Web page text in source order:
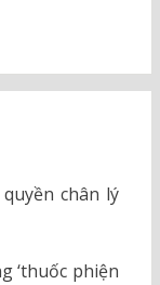
chân lý
‘thuốc phiện